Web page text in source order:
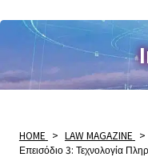
HOME > LAW MAGAZINE >
Επεισόδιο 3: Τεχνολογία